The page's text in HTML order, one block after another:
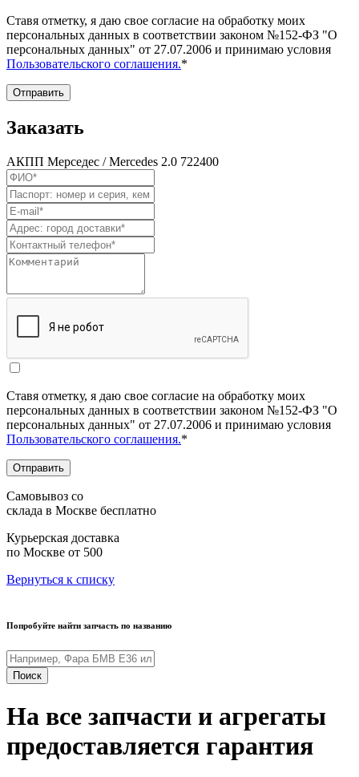
Ставя отметку, я даю свое согласие на обработку моих
персональных данных в соответствии законом №152-ФЗ "О
персональных данных" от 27.07.2006 и принимаю условия
Пользовательского соглашения.*
Отправить
Заказать
АКПП Мерседес / Mercedes 2.0 722400
Ставя отметку, я даю свое согласие на обработку моих
персональных данных в соответствии законом №152-ФЗ "О
персональных данных" от 27.07.2006 и принимаю условия
Пользовательского соглашения.*
Отправить
Самовывоз со
склада в Москве бесплатно
Курьерская доставка
по Москве от 500
Вернуться к списку
Попробуйте найти запчасть по названию
Поиск
На все запчасти и агрегаты
предоставляется гарантия